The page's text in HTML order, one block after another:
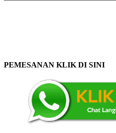
PEMESANAN KLIK DI SINI